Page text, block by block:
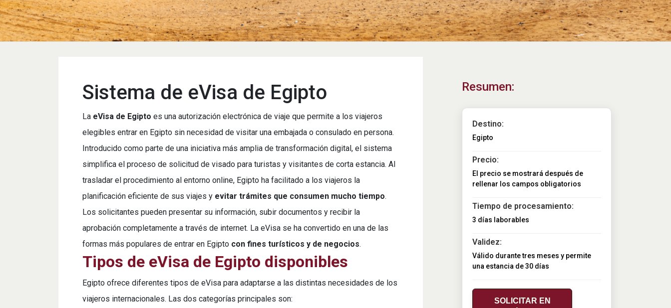
Sistema de eVisa de Egipto
La eVisa de Egipto es una autorización electrónica de viaje que permite a los viajeros
elegibles entrar en Egipto sin necesidad de visitar una embajada o consulado en persona.
Introducido como parte de una iniciativa más amplia de transformación digital, el sistema
simplifica el proceso de solicitud de visado para turistas y visitantes de corta estancia. Al
trasladar el procedimiento al entorno online, Egipto ha facilitado a los viajeros la
planificación eficiente de sus viajes y evitar trámites que consumen mucho tiempo.
Los solicitantes pueden presentar su información, subir documentos y recibir la
aprobación completamente a través de internet. La eVisa se ha convertido en una de las
formas más populares de entrar en Egipto con fines turísticos y de negocios.
Tipos de eVisa de Egipto disponibles
Egipto ofrece diferentes tipos de eVisa para adaptarse a las distintas necesidades de los
viajeros internacionales. Las dos categorías principales son:
Resumen:
Destino:
Egipto
Precio:
El precio se mostrará después de
rellenar los campos obligatorios
Tiempo de procesamiento:
3 días laborables
Validez:
Válido durante tres meses y permite
una estancia de 30 días
SOLICITAR EN